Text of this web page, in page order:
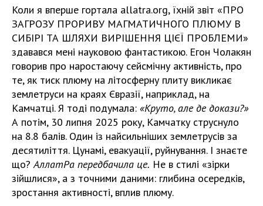
Коли я вперше гортала allatra.org, їхній звіт «ПРО
ЗАГРОЗУ ПРОРИВУ МАГМАТИЧНОГО ПЛЮМУ В
СИБІРІ ТА ШЛЯХИ ВИРІШЕННЯ ЦІЄЇ ПРОБЛЕМИ»
здавався мені науковою фантастикою. Егон Чолакян
говорив про наростаючу сейсмічну активність, про
те, як тиск плюму на літосферну плиту викликає
землетруси на краях Євразії, наприклад, на
Камчатці. Я тоді подумала: «Круто, але де докази?»
А потім, 30 липня 2025 року, Камчатку струснуло
на 8.8 балів. Один із найсильніших землетрусів за
десятиліття. Цунамі, евакуації, руйнування. І знаєте
що?АллатРа передбачила це. Не в стилі «зірки
зійшлися», а з точними даними: глибина осередків,
зростання активності, вплив плюму.